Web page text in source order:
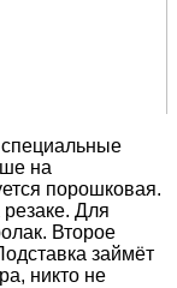
специальные
на
порошковая.
Для
Второе
займёт
никто не